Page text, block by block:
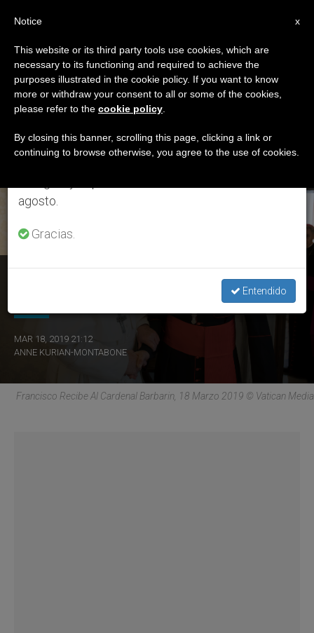
ETIQUETA
Posts Tagged
‘Movimiento Scout’
ÚLTIMAS NOTICIAS
MAR 18, 2019 21:12
ANNE KURIAN-MONTABONE
Francisco Recibe Al Cardenal Barbarin, 18 Marzo 2019 © Vatican Media
×
Aviso importante
Del 27 de julio al 7 de agosto haremos la pausa
anual, aprovechando que en el periodo de verano
se generan menos informaciones y también el
agosto.
Gracias.
Entendido
x
Notice
This website or its third party tools use cookies, which are
necessary to its functioning and required to achieve the
purposes illustrated in the cookie policy. If you want to know
more or withdraw your consent to all or some of the cookies,
please refer to the cookie policy
By closing this banner, scrolling this page, clicking a link or
continuing to browse otherwise, you agree to the use of cookies.